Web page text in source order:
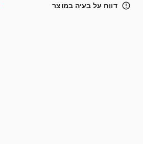
error_outline דווח על בעיה במוצר